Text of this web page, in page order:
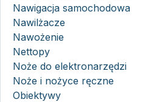
Nawigacja samochodowa
Nawilżacze
Nawożenie
Nettopy
Noże do elektronarzędzi
Noże i nożyce ręczne
Obiektywy